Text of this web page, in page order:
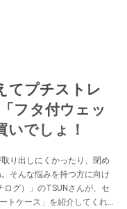
てプチストレ
フタ付ウェッ
いでしょ！
り出しにくかったり、閉め
そんな悩みを持つ方に向け
グ）」のTSUNさんが、セ
トケース」を紹介してくれま